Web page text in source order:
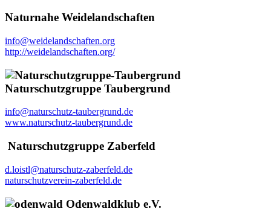
Naturnahe Weidelandschaften
info@weidelandschaften.org
http://weidelandschaften.org/
Naturschutzgruppe Taubergrund
info@naturschutz-taubergrund.de
www.naturschutz-taubergrund.de
Naturschutzgruppe Zaberfeld
d.loistl@naturschutz-zaberfeld.de
naturschutzverein-zaberfeld.de
Odenwaldklub e.V.